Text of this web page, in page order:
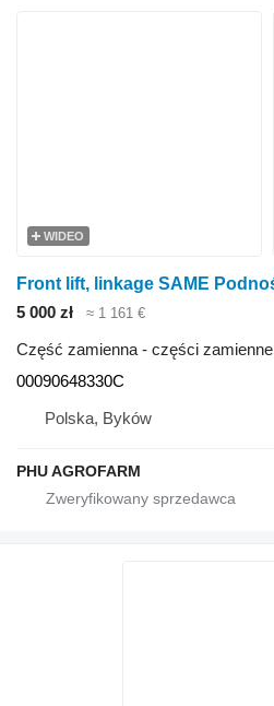
WIDEO
5 000 zł ≈ 1 161 €
Część zamienna - części zamienne
00090648330C
Polska, Byków
PHU AGROFARM